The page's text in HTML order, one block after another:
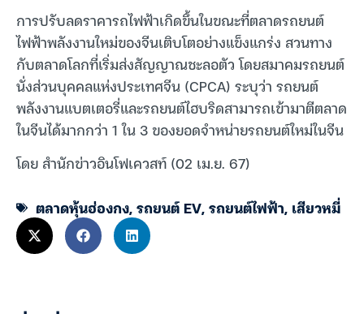
การปรับลดราคารถไฟฟ้าเกิดขึ้นในขณะที่ตลาดรถยนต์
ไฟฟ้าพลังงานใหม่ของจีนเติบโตอย่างแข็งแกร่ง สวนทาง
กับตลาดโลกที่เริ่มส่งสัญญาณชะลอตัว โดยสมาคมรถยนต์
นั่งส่วนบุคคลแห่งประเทศจีน (CPCA) ระบุว่า รถยนต์
พลังงานแบตเตอรี่และรถยนต์ไฮบริดสามารถเข้ามาตีตลาด
ในจีนได้มากกว่า 1 ใน 3 ของยอดจำหน่ายรถยนต์ใหม่ในจีน
โดย สำนักข่าวอินโฟเควสท์ (02 เม.ย. 67)
ตลาดหุ้นฮ่องกง,รถยนต์ EV,รถยนต์ไฟฟ้า, เสียวหมี่